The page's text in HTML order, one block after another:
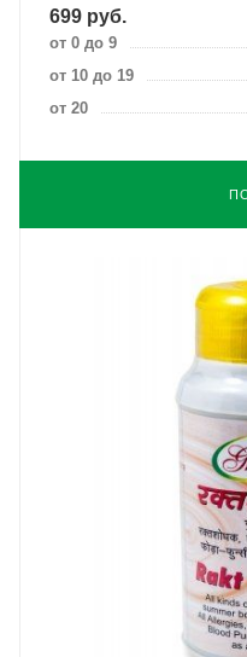
699 руб.
от 0 до 9
от 10 до 19
от 20